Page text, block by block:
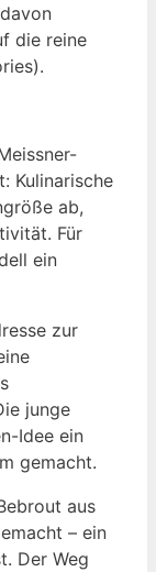
die reine
Kulinarische
ab,
Für
ein
zur
junge
Idee ein
gemacht.
aus
– ein
Der Weg